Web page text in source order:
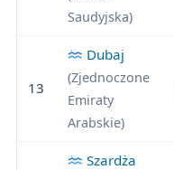
Saudyjska)
13
Dubaj
(Zjednoczone
Emiraty
Arabskie)
Szardża